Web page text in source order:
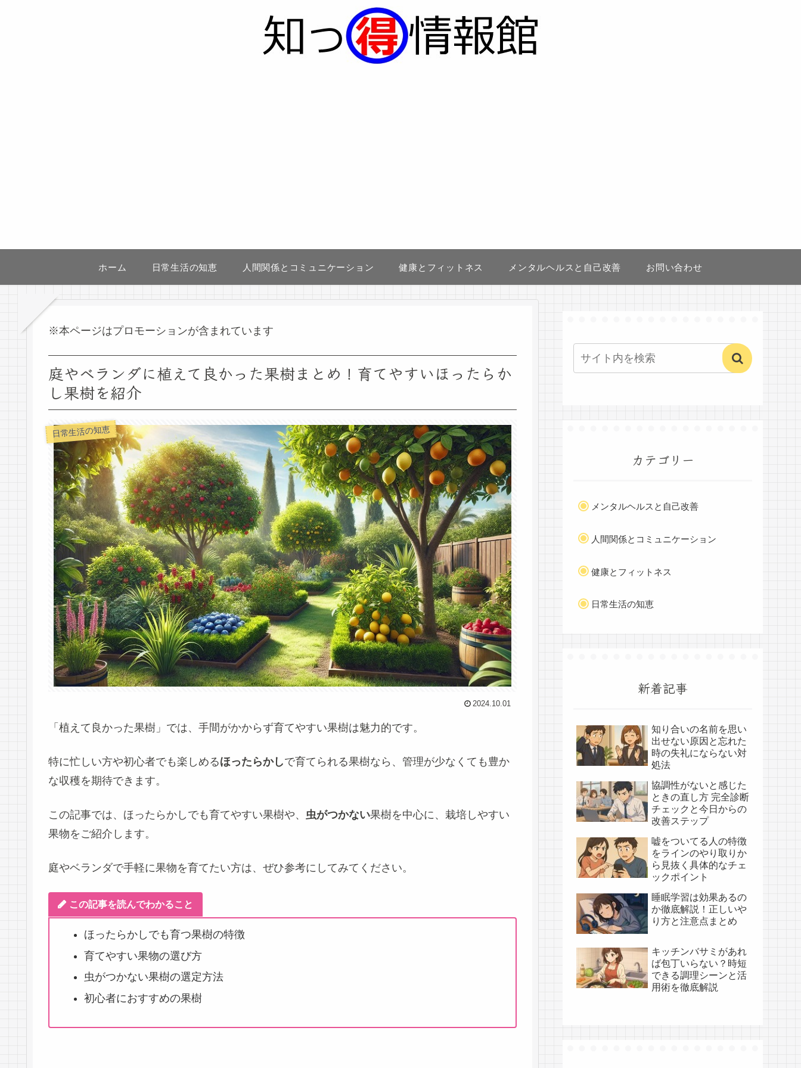
ホーム 日常生活の知恵 人間関係とコミュニケーション 健康とフィットネス メンタルヘルスと自己改善 お問い合わせ
※本ページはプロモーションが含まれています
庭やベランダに植えて良かった果樹まとめ！育てやすいほったらか
し果樹を紹介
日常生活の知恵
2024.10.01
「植えて良かった果樹」では、手間がかからず育てやすい果樹は魅力的です。
特に忙しい方や初心者でも楽しめるほったらかしで育てられる果樹なら、管理が少なくても豊か
な収穫を期待できます。
この記事では、ほったらかしでも育てやすい果樹や、 虫がつかない果樹を中心に、栽培しやすい
果物をご紹介します。
庭やベランダで手軽に果物を育てたい方は、ぜひ参考にしてみてください。
この記事を読んでわかること
ほったらかしでも育つ果樹の特徴
育てやすい果物の選び方
虫がつかない果樹の選定方法
初心者におすすめの果樹
カテゴリー
メンタルヘルスと自己改善
人間関係とコミュニケーション
健康とフィットネス
日常生活の知恵
新着記事
知り合いの名前を思い
出せない原因と忘れた
時の失礼にならない対
処法
協調性がないと感じた
ときの直し方 完全診断
チェックと今日からの
改善ステップ
嘘をついてる人の特徴
をラインのやり取りか
ら見抜く具体的なチェ
ックポイント
睡眠学習は効果あるの
か徹底解説！正しいや
り方と注意点まとめ
キッチンバサミがあれ
ば包丁いらない？時短
できる調理シーンと活
用術を徹底解説